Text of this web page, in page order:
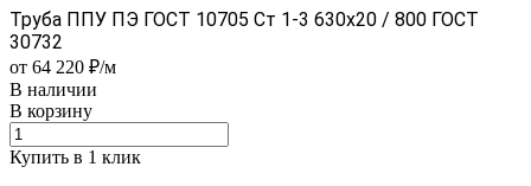
Труба ППУ ПЭ ГОСТ 10705 Ст 1-3 630x20 / 800 ГОСТ
30732
от 64 220 ₽/м
В наличии
В корзину
Купить в 1 клик